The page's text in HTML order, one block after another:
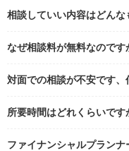
相談していい内容はどんな
なぜ相談料が無料なのです
対面での相談が不安です、
所要時間はどれくらいです
ファイナンシャルプラン